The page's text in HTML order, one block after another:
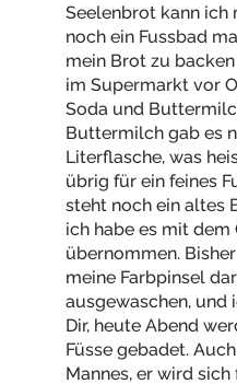
Seelenbrot kann ich
noch ein Fussbad
mein Brot zu
im Supermarkt vor
Soda und
Buttermilch gab es
Literflasche, was
übrig für ein feines
steht noch ein altes
ich habe es mit dem
übernommen.
meine Farbpinsel
ausgewaschen, und
Dir, heute Abend
Füsse gebadet.
Mannes, er wird